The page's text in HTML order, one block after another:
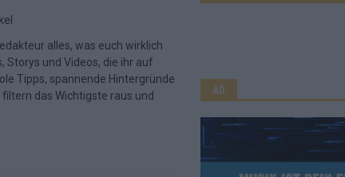
alles, was euch wirklich
Storys und Videos, die ihr auf
Tipps, spannende Hintergründe
das Wichtigste raus und
AD